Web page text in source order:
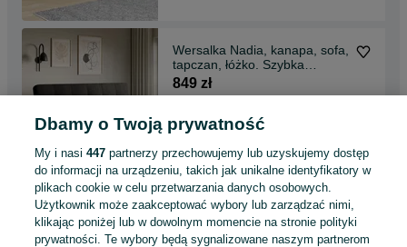
Wersalka Nadia, kanapa, sofa,
tapczan, łóżko. Szybka
dostawa!
849 zł
Olsztyn
Amerykanka Alex, sofa,
kanapa, łóżko. Fotel
rozkładany, funkcja spania
949 zł
Dbamy o Twoją prywatność
My i nasi447 partnerzy przechowujemy lub uzyskujemy dostęp
do informacji na urządzeniu, takich jak unikalne identyfikatory w
plikach cookie w celu przetwarzania danych osobowych.
Użytkownik może zaakceptować wybory lub zarządzać nimi,
klikając poniżej lub w dowolnym momencie na stronie polityki
prywatności. Te wybory będą sygnalizowane naszym partnerom